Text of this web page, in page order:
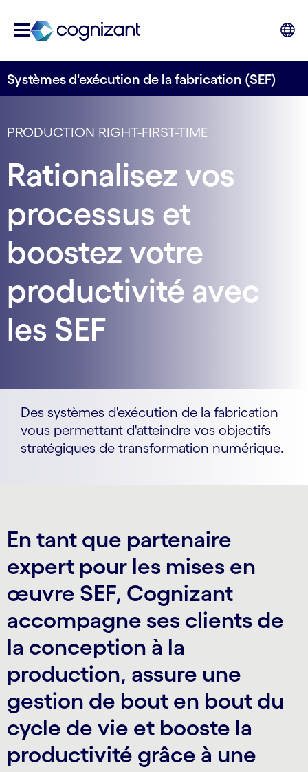
Systèmes d'exécution de la fabrication (SEF)
PRODUCTION RIGHT-FIRST-TIME
Rationalisez vos
processus et
boostez votre
productivité avec
les SEF
Des systèmes d'exécution de la fabrication
vous permettant d'atteindre vos objectifs
stratégiques de transformation numérique.
En tant que partenaire
expert pour les mises en
œuvre SEF, Cognizant
accompagne ses clients de
la conception à la
production, assure une
gestion de bout en bout du
cycle de vie et booste la
productivité grâce à une